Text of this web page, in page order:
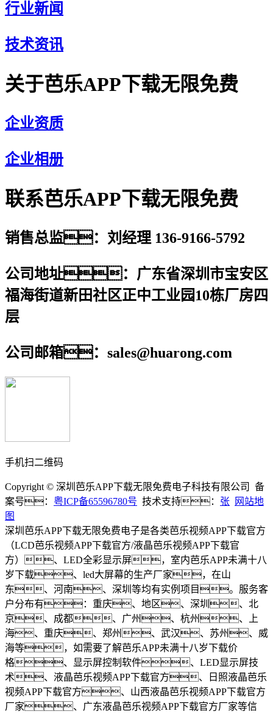
行业新闻
技术资讯
关于芭乐APP下载无限免费
企业资质
企业相册
联系芭乐APP下载无限免费
销售总监：刘经理 136-9166-5792
公司地址：广东省深圳市宝安区
福海街道新田社区正中工业园10栋厂房四
层
公司邮箱：sales@huarong.com
手机扫二维码
Copyright © 深圳芭乐APP下载无限免费电子科技有限公司 备
案号： 粤ICP备65596780号 技术支持： 张
网站地
图
深圳芭乐APP下载无限免费电子是各类芭乐视频APP下载官方
（LCD芭乐视频APP下载官方/液晶芭乐视频APP下载官
方）、LED全彩显示屏，室内芭乐APP未满十八
岁下载、led大屏幕的生产厂家，在山
东、河南、深圳等均有实例项目。服务客
户分布有：重庆、地区、深圳、北
京、成都、广州、杭州、上
海、重庆、郑州、武汉、苏州、威
海等，如需要了解芭乐APP未满十八岁下载价
格、显示屏控制软件、LED显示屏技
术、液晶芭乐视频APP下载官方、日照液晶芭乐
视频APP下载官方、山西液晶芭乐视频APP下载官方
厂家、广东液晶芭乐视频APP下载官方厂家等信